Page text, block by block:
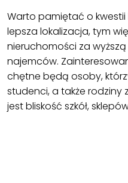
Warto pamiętać o kwestii
lepsza lokalizacja, tym
nieruchomości za
najemców.
chętne będą osoby,
studenci, a także rodziny
jest bliskość szkół,